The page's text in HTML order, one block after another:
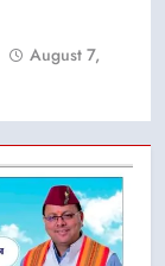
August 7,